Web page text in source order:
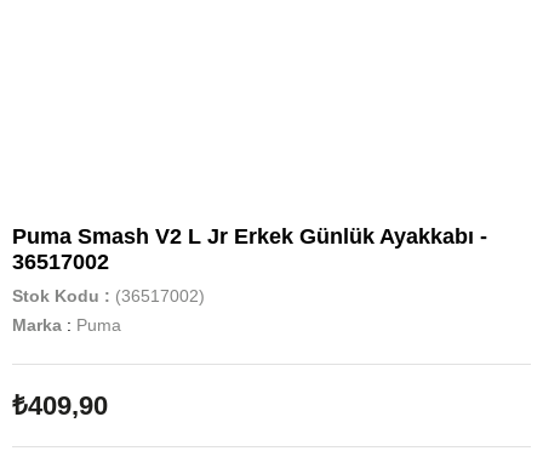
Puma Smash V2 L Jr Erkek Günlük Ayakkabı -
36517002
Stok Kodu
(36517002)
Marka : Puma
₺409,90